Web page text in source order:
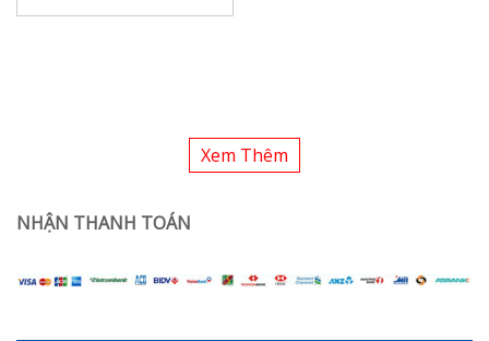
Xem Thêm
NHẬN THANH TOÁN